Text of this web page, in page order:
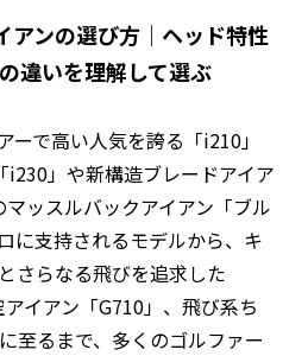
アンの選び方｜ヘッド特性
違いを理解して選ぶ
ーで高い人気を誇る「i210」
i230」や新構造ブレードアイア
ッスルバックアイアン「ブル
に支持されるモデルから、キ
さらなる飛びを追求した
アイアン「G710」、飛び系ち
至るまで、多くのゴルファー